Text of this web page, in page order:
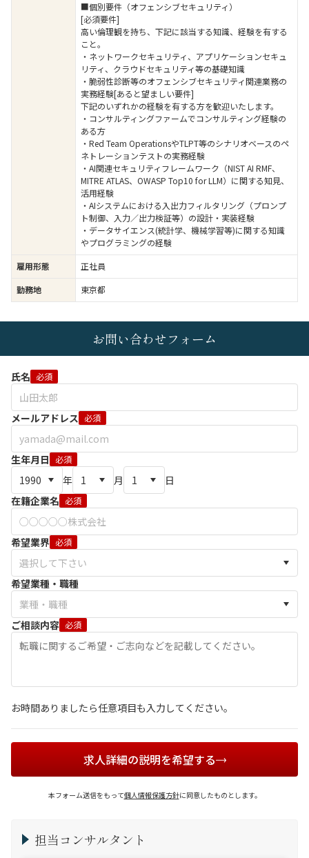
■個別要件（オフェンシブセキュリティ）
[必須要件]
高い倫理観を持ち、下記に該当する知識、経験を有する
こと。
・ネットワークセキュリティ、アプリケーションセキュ
リティ、クラウドセキュリティ等の基礎知識
・脆弱性診断等のオフェンシブセキュリティ関連業務の
実務経験[あると望ましい要件]
下記のいずれかの経験を有する方を歓迎いたします。
・コンサルティングファームでコンサルティング経験の
ある方
・Red Team OperationsやTLPT等のシナリオベースのペ
ネトレーションテストの実務経験
・AI関連セキュリティフレームワーク（NIST AI RMF、
MITRE ATLAS、OWASP Top10 for LLM）に関する知見、
活用経験
・AIシステムにおける入出力フィルタリング（プロンプ
ト制御、入力／出力検証等）の設計・実装経験
・データサイエンス(統計学、機械学習等)に関する知識
やプログラミングの経験
雇用形態
正社員
勤務地
東京都
お問い合わせフォーム
氏名 必須
メールアドレス 必須
生年月日 必須
年 月
日
在籍企業名 必須
希望業界 必須
希望業種・職種
ご相談内容 必須
お時間ありましたら任意項目も入力してください。
求人詳細の説明を希望する
本フォーム送信をもって個人情報保護方針に同意したものとします。
担当コンサルタント